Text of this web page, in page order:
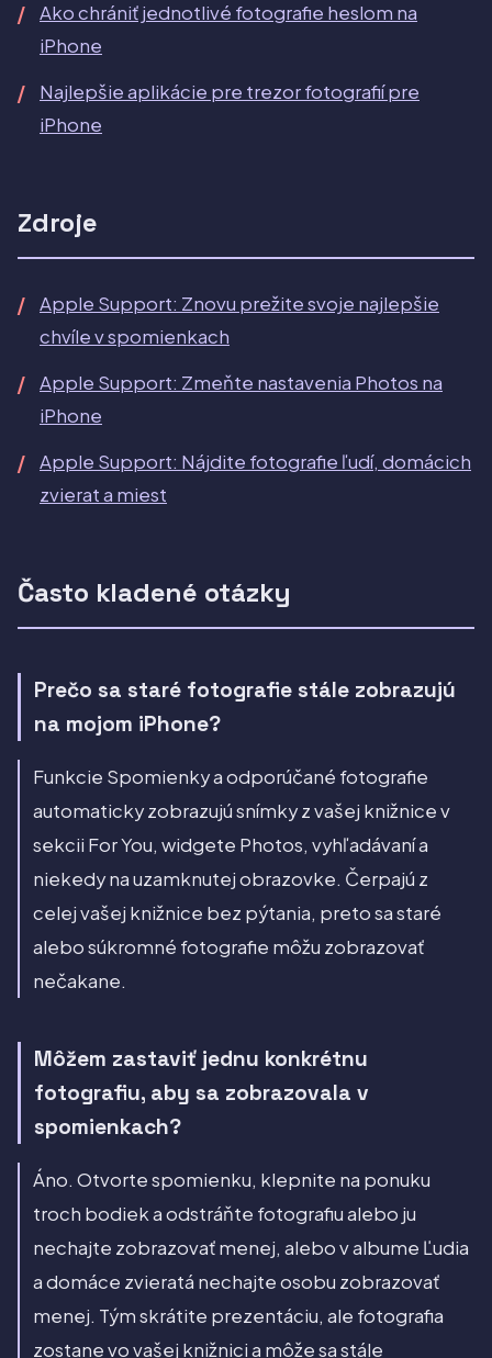
Ako chrániť jednotlivé fotografie heslom na
iPhone
Najlepšie aplikácie pre trezor fotografií pre
iPhone
Zdroje
Apple Support: Znovu prežite svoje najlepšie
chvíle v spomienkach
Apple Support: Zmeňte nastavenia Photos na
iPhone
Apple Support: Nájdite fotografie ľudí, domácich
zvierat a miest
Často kladené otázky
Prečo sa staré fotografie stále zobrazujú
na mojom iPhone?
Funkcie Spomienky a odporúčané fotografie
automaticky zobrazujú snímky z vašej knižnice v
sekcii For You, widgete Photos, vyhľadávaní a
niekedy na uzamknutej obrazovke. Čerpajú z
celej vašej knižnice bez pýtania, preto sa staré
alebo súkromné fotografie môžu zobrazovať
nečakane.
Môžem zastaviť jednu konkrétnu
fotografiu, aby sa zobrazovala v
spomienkach?
Áno. Otvorte spomienku, klepnite na ponuku
troch bodiek a odstráňte fotografiu alebo ju
nechajte zobrazovať menej, alebo v albume Ľudia
a domáce zvieratá nechajte osobu zobrazovať
menej. Tým skrátite prezentáciu, ale fotografia
zostane vo vašej knižnici a môže sa stále